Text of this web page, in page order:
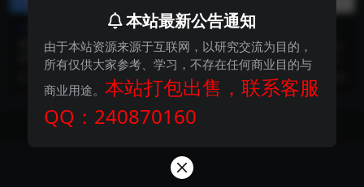
YJ136全新UI电影影视投资理
财系统/优惠加息送卷/虚拟币
新功能：在线客服、在线会员、优
惠加息、券券赠送、虚拟币充值等
功能。亲测了一下，功...
3000
精品资源
YJ0057日语版全新UI影视投资
系统/优惠加息送卷/虚拟币充
值/在线客服
全新UI影视投资/日语投资系统/优
惠加息送卷/虚拟币充值/在线客服
全新UI开发...
2 年前 107
Copyright © 2024探码商城
本站最新公告通知
由于本站资源来源于互联网，以研究交流为目的，
所有仅供大家参考、学习，不存在任何商业目的与
商业用途。 本站打包出售，联系客服
QQ：240870160